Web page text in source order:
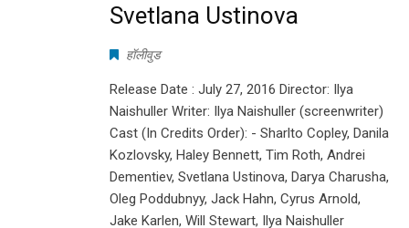
Svetlana Ustinova
हॉलीवुड
Release Date : July 27, 2016 Director: Ilya
Naishuller Writer: Ilya Naishuller (screenwriter)
Cast (In Credits Order): - Sharlto Copley, Danila
Kozlovsky, Haley Bennett, Tim Roth, Andrei
Dementiev, Svetlana Ustinova, Darya Charusha,
Oleg Poddubnyy, Jack Hahn, Cyrus Arnold,
Jake Karlen, Will Stewart, Ilya Naishuller